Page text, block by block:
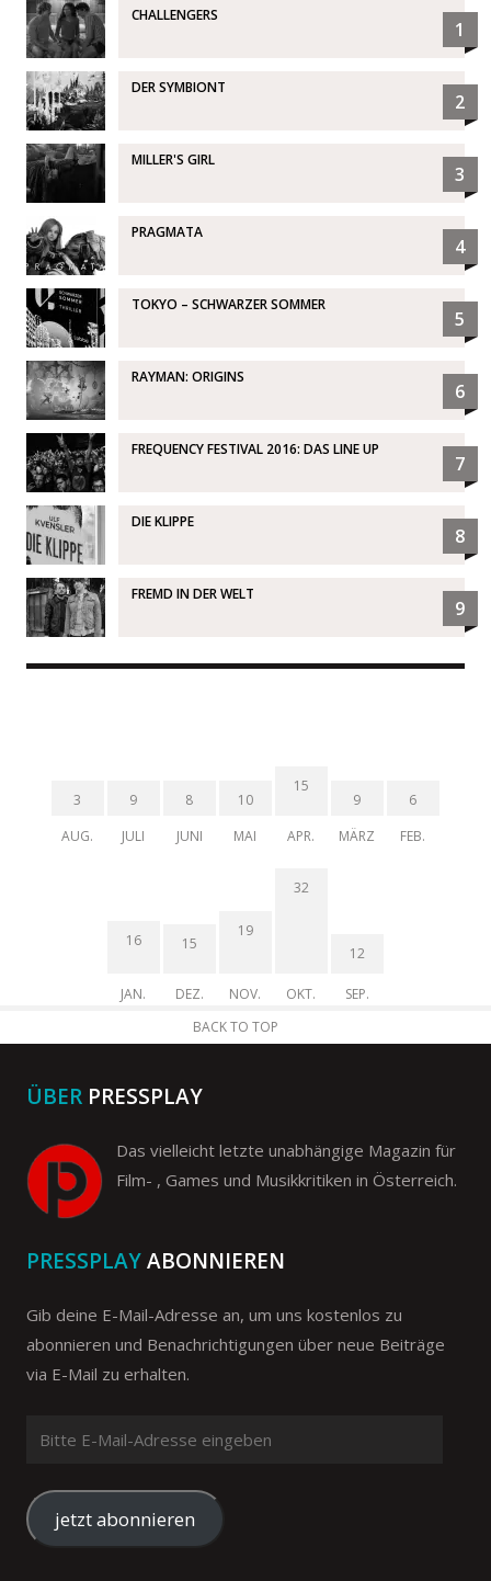
CHALLENGERS
1
DER SYMBIONT
2
MILLER'S GIRL
3
PRAGMATA
4
TOKYO – SCHWARZER SOMMER
5
RAYMAN: ORIGINS
6
FREQUENCY FESTIVAL 2016: DAS LINE UP
7
DIE KLIPPE
8
FREMD IN DER WELT
9
3
AUG.
9
JULI
8
JUNI
10
MAI
15
APR.
9
MÄRZ
6
FEB.
16
JAN.
15
DEZ.
19
NOV.
32
OKT.
12
SEP.
BACK TO TOP
ÜBER PRESSPLAY
Das vielleicht letzte unabhängige Magazin für
Film- , Games und Musikkritiken in Österreich.
PRESSPLAYABONNIEREN
Gib deine E-Mail-Adresse an, um uns kostenlos zu
abonnieren und Benachrichtigungen über neue Beiträge
via E-Mail zu erhalten.
Mail-
Adresse
eingeben
jetzt abonnieren